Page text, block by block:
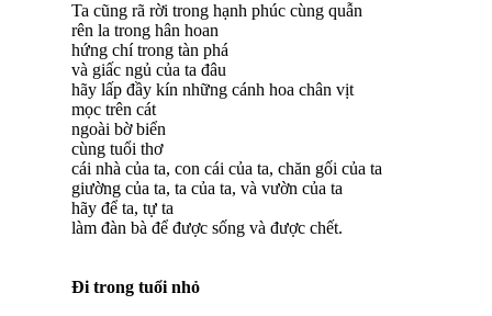
Ta cũng rã rời trong hạnh phúc cùng quẫn
rên la trong hân hoan
hứng chí trong tàn phá
và giấc ngủ của ta đâu
hãy lấp đầy kín những cánh hoa chân vịt
mọc trên cát
ngoài bờ biển
cùng tuổi thơ
cái nhà của ta, con cái của ta, chăn gối của ta
giường của ta, ta của ta, và vườn của ta
hãy để ta, tự ta
làm đàn bà để được sống và được chết.
Đi trong tuổi nhỏ